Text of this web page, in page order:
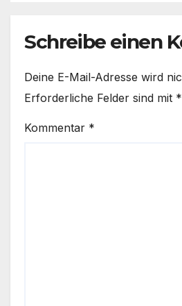
Schreibe einen
Deine E-Mail-Adresse wird
Erforderliche Felder sind mit *
Kommentar *